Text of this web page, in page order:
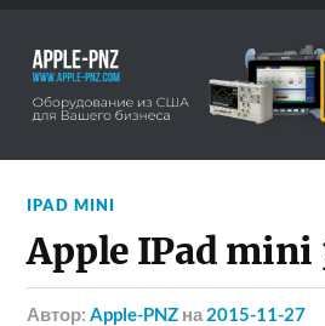
IPAD MINI
Apple IPad mini
Автор:Apple-PNZ на 2015-11-27